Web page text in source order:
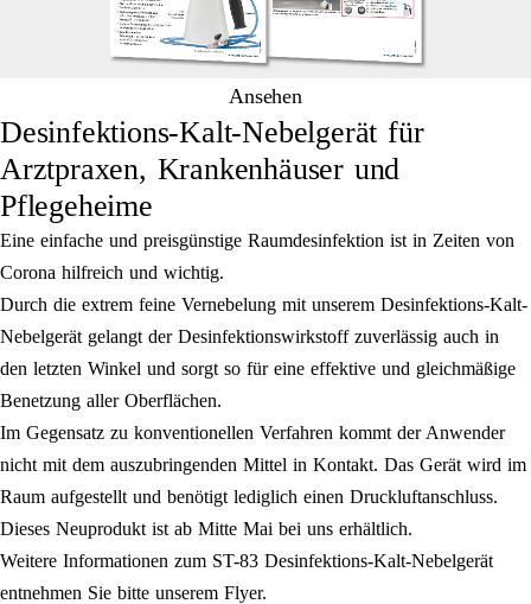
Ansehen
Desinfektions-Kalt-Nebelgerät für
Arztpraxen, Krankenhäuser und
Pflegeheime
Eine einfache und preisgünstige Raumdesinfektion ist in Zeiten von
Corona hilfreich und wichtig.
Durch die extrem feine Vernebelung mit unserem Desinfektions-Kalt-
Nebelgerät gelangt der Desinfektionswirkstoff zuverlässig auch in
den letzten Winkel und sorgt so für eine effektive und gleichmäßige
Benetzung aller Oberflächen.
Im Gegensatz zu konventionellen Verfahren kommt der Anwender
nicht mit dem auszubringenden Mittel in Kontakt. Das Gerät wird im
Raum aufgestellt und benötigt lediglich einen Druckluftanschluss.
Dieses Neuprodukt ist ab Mitte Mai bei uns erhältlich.
Weitere Informationen zum ST-83 Desinfektions-Kalt-Nebelgerät
entnehmen Sie bitte unserem Flyer.